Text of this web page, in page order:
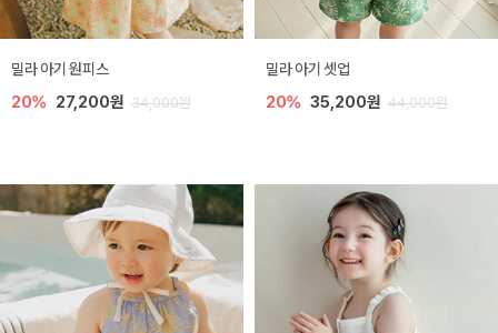
밀라 아기 원피스
20% 27,200원 34,000원
밀라 아기 셋업
20% 35,200원 44,000원